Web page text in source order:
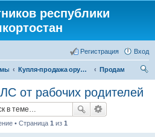
республики
Вход
Регистрация
Купля-продажа оружия, товаров для снаряжение патронов, охотничьих собак
Продам
ск
от рабочих родителей
• Страница 1 из 1